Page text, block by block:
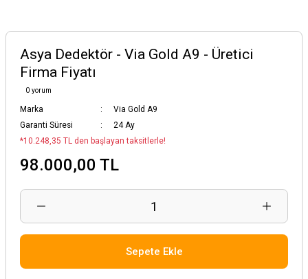
Asya Dedektör - Via Gold A9 - Üretici
Firma Fiyatı
0 yorum
Marka
Via Gold A9
Garanti Süresi
24 Ay
*10.248,35 TL den başlayan taksitlerle!
98.000,00 TL
Sepete Ekle